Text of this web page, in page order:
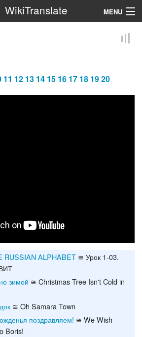
WikiTranslate MENU
11 12 13 14 15 16 17 18 1920
RUSSIAN ALPHABET ≅ Урок 1-03.
зимой ≅ Christmas Tree Isn't Cold in
≅ Oh Samara Town
поздравляем! ≅ We Wish
Boris!